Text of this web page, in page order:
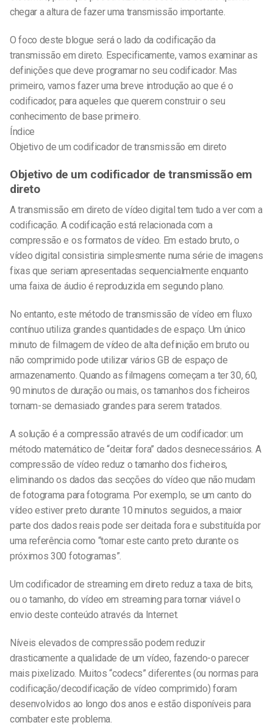
chegar a altura de fazer uma transmissão importante.
O foco deste blogue será o lado da codificação da
transmissão em direto. Especificamente, vamos examinar as
definições que deve programar no seu codificador. Mas
primeiro, vamos fazer uma breve introdução ao que é o
codificador, para aqueles que querem construir o seu
conhecimento de base primeiro.
Índice
Objetivo de um codificador de transmissão em direto
Objetivo de um codificador de transmissão em
direto
A transmissão em direto de vídeo digital tem tudo a ver com a
codificação. A codificação está relacionada com a
compressão e os formatos de vídeo. Em estado bruto, o
vídeo digital consistiria simplesmente numa série de imagens
fixas que seriam apresentadas sequencialmente enquanto
uma faixa de áudio é reproduzida em segundo plano.
No entanto, este método de transmissão de vídeo em fluxo
contínuo utiliza grandes quantidades de espaço. Um único
minuto de filmagem de vídeo de alta definição em bruto ou
não comprimido pode utilizar vários GB de espaço de
armazenamento. Quando as filmagens começam a ter 30, 60,
90 minutos de duração ou mais, os tamanhos dos ficheiros
tornam-se demasiado grandes para serem tratados.
A solução é a compressão através de um codificador: um
método matemático de “deitar fora” dados desnecessários. A
compressão de vídeo reduz o tamanho dos ficheiros,
eliminando os dados das secções do vídeo que não mudam
de fotograma para fotograma. Por exemplo, se um canto do
vídeo estiver preto durante 10 minutos seguidos, a maior
parte dos dados reais pode ser deitada fora e substituída por
uma referência como “tornar este canto preto durante os
próximos 300 fotogramas”.
Um codificador de streaming em direto reduz ataxa de bits,
ou o tamanho, do vídeo em streaming para tornar viável o
envio deste conteúdo através da Internet.
Níveis elevados de compressão podem reduzir
drasticamente a qualidade de um vídeo, fazendo-o parecer
mais pixelizado. Muitos “codecs” diferentes (ou normas para
codificação/decodificação de vídeo comprimido) foram
desenvolvidos ao longo dos anos e estão disponíveis para
combater este problema.